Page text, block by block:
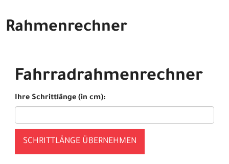
Rahmenrechner
Fahrradrahmenrechner
Ihre Schrittlänge (in cm):
SCHRITTLÄNGE ÜBERNEHMEN